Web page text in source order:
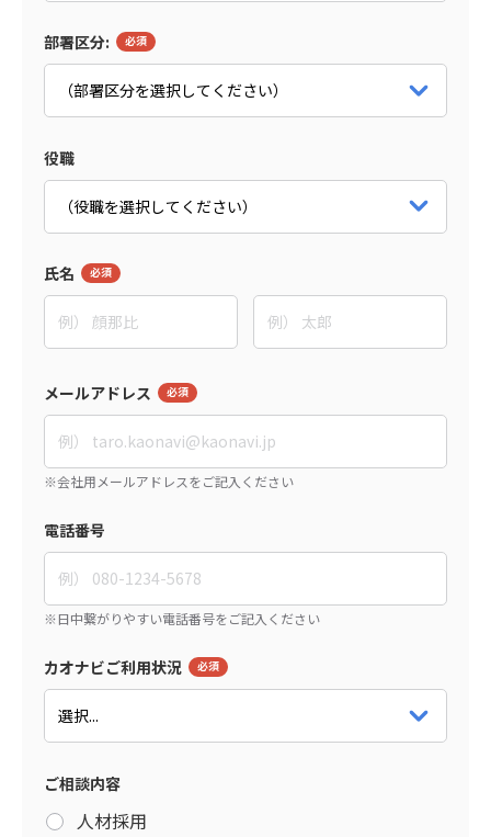
部署区分:
役職
氏名
メールアドレス
電話番号
カオナビご利用状況
ご相談内容
人材採用